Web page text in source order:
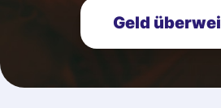
Geld